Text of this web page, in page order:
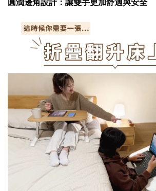
圓潤邊角設計：讓雙手更加舒適與安全